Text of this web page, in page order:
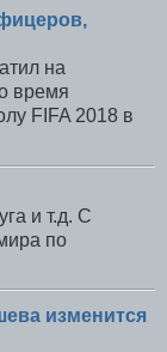
на
время
FIFA 2018 в
и т.д. С
по
изменится